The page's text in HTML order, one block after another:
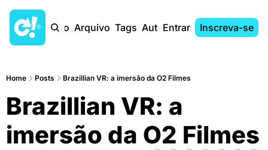
Início Arquivo Tags AutoresEntrar Inscreva-se
Home Posts Brazillian VR: a imersão da O2 Filmes
Brazillian VR: a
imersão da O2 Filmes